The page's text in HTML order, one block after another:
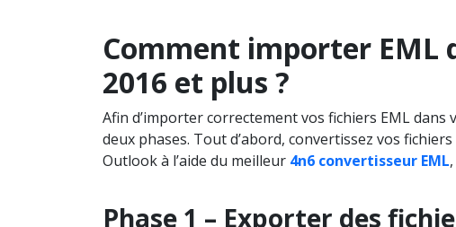
Comment importer EML
2016 et plus ?
Afin d’importer correctement vos fichiers EML
deux phases. Tout d’abord, convertissez vos
Outlook à l’aide du meilleur 4n6 convertisseur EML
Phase 1 – Exporter des